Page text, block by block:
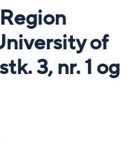
of
3, nr. 1 og